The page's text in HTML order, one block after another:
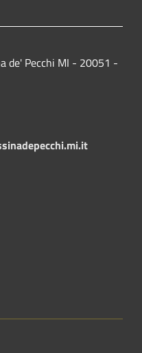
de' Pecchi MI - 20051 -